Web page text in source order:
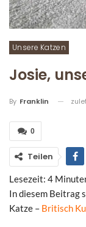
Unsere Katzen
Josie,
By Franklin
0
Teilen
Lesezeit: 4
In diesem Beitrag
Katze – Britisch